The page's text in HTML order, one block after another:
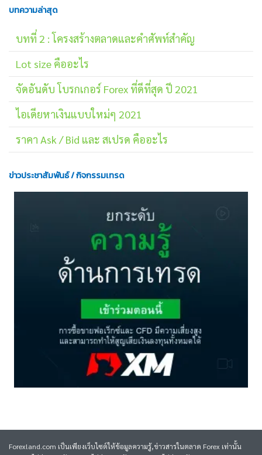
บทความล่าสุด
บทที่ 2 : โครงสร้างตลาดและคำศัพท์สำคัญ
Lot size คืออะไร
จัดอันดับ โบรกเกอร์ Forex ที่ดีที่สุด ปี 2021
ไอเดียหาเงินแบบใหม่ๆ 2021
ราคา Ask / Bid และ สเปรด คืออะไร
ข่าวประชาสัมพันธ์ / กิจกรรมเทรด
Forexland.com เป็นเพียงเว็บไซต์ให้ข้อมูลความรู้,ข่าวสารในตลาด Forex เท่านั้น